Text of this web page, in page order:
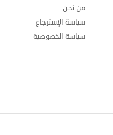
من نحن
سياسة الإسترجاع
سياسة الخصوصية